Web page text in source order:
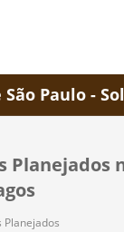
Paulo -
Planejados
Planejados